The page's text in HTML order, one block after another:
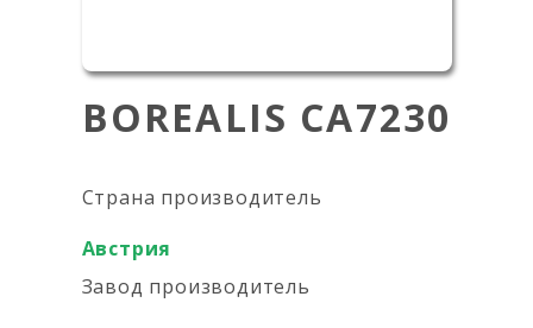
BOREALIS CA7230
Страна производитель
Австрия
Завод производитель